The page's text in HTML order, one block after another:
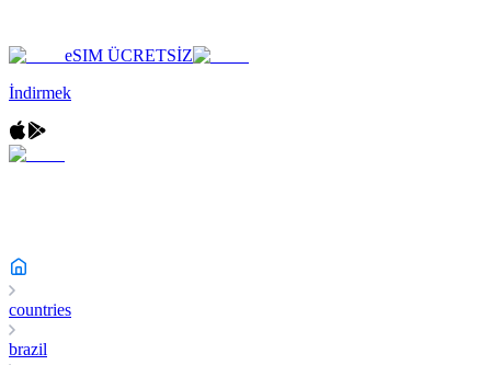
eSIM ÜCRETSİZ
İndirmek
countries
brazil